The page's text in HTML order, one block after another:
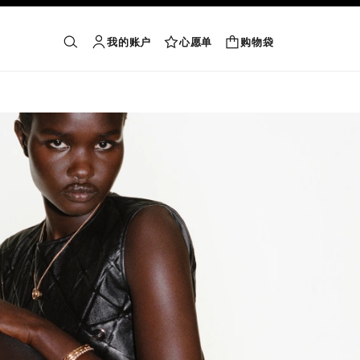
搜索 账户
我的账户
心愿单
心愿单 购物袋购物袋